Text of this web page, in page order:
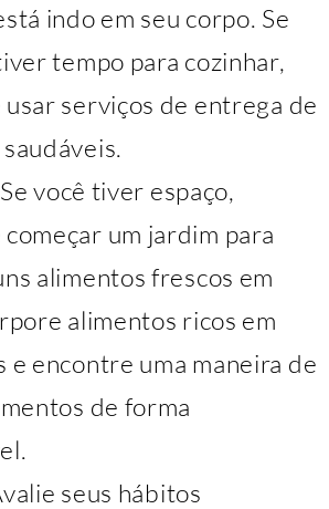
indo em seu corpo. Se
tempo para cozinhar,
serviços de entrega de
Se você tiver espaço,
um jardim para
alimentos frescos em
alimentos ricos em
e encontre uma maneira de
de forma
seus hábitos